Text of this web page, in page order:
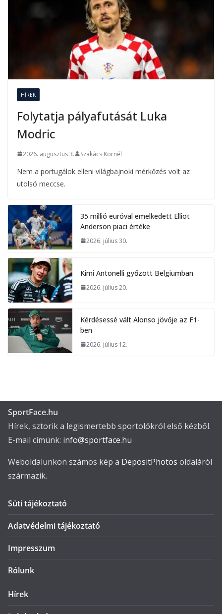
HÍREK
Folytatja pályafutását Luka
Modric
2026. augusztus 3. Szakács Kornél
Nem a portugálok elleni világbajnoki mérkőzés volt az
utolsó meccse.
35 millió euróval emelkedett Elliot
Anderson piaci értéke
2026. július 30.
Kimi Antonelli győzött Belgiumban
2026. július 20.
Kérdésessé vált Alonso jövője az F1-
ben
2026. július 12.
SportFace.hu
Hírek, sztorik a legismertebb sportolókról első kézből.
E-mail címünk: info@sportface.hu
Weboldalunkon számos kép a DepositPhotos oldaláról
származik.
Süti tájékoztató
Adatvédelmi tájékoztató
Impresszum
Rólunk
Hírek